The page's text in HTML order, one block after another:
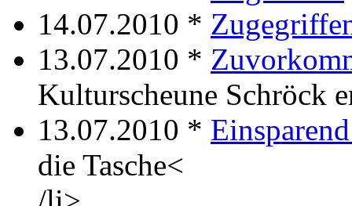
14.07.2010 *
13.07.2010 *
Kulturscheune Schröck
13.07.2010 *
die Tasche<